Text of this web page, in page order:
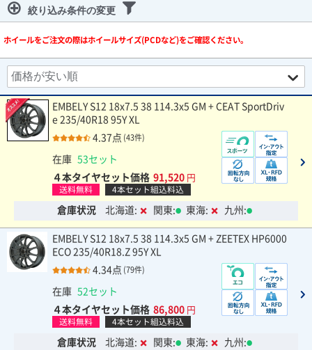
絞り込み条件の変更
ホイールをご注文の際はホイールサイズ(PCDなど)をご確認ください。
EMBELY S12 18x7.5 38 114.3x5 GM + CEAT SportDriv
e 235/40R18 95Y XL
4.37点 (43件)
在庫 53セット
４本タイヤセット価格 91,520 円
送料無料 4本セット組込料込
倉庫状況 北海道: 関東: 東海: 九州:
EMBELY S12 18x7.5 38 114.3x5 GM + ZEETEX HP6000
ECO 235/40R18.Z 95Y XL
4.34点 (79件)
在庫 52セット
４本タイヤセット価格 86,800 円
送料無料 4本セット組込料込
倉庫状況 北海道: 関東: 東海: 九州: